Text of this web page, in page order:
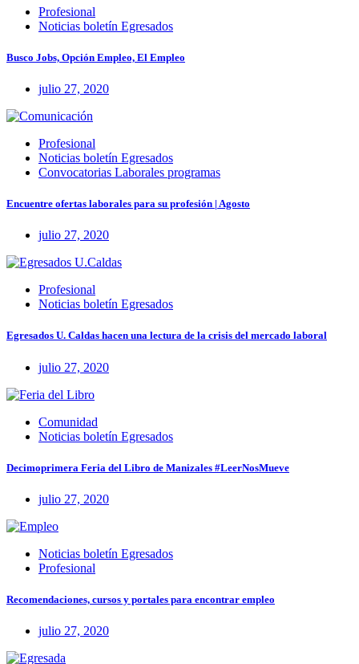
Profesional
Noticias boletín Egresados
Busco Jobs, Opción Empleo, El Empleo
julio 27, 2020
Profesional
Noticias boletín Egresados
Convocatorias Laborales programas
Encuentre ofertas laborales para su profesión | Agosto
julio 27, 2020
Profesional
Noticias boletín Egresados
Egresados U. Caldas hacen una lectura de la crisis del mercado laboral
julio 27, 2020
Comunidad
Noticias boletín Egresados
Decimoprimera Feria del Libro de Manizales #LeerNosMueve
julio 27, 2020
Noticias boletín Egresados
Profesional
Recomendaciones, cursos y portales para encontrar empleo
julio 27, 2020